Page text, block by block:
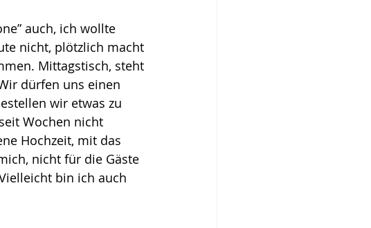
auch, ich wollte
nicht, plötzlich macht
Mittagstisch, steht
dürfen uns einen
wir etwas zu
Wochen nicht
Hochzeit, mit das
nicht für die Gäste
bin ich auch